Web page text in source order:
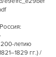
летию
гг.) /